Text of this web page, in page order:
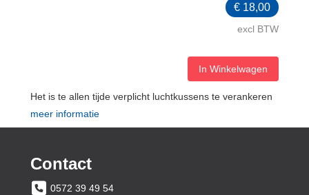
€ 18,00
excl BTW
In Winkelwagen
Het is te allen tijde verplicht luchtkussens te verankeren
meer informatie
Contact
0572 39 49 54